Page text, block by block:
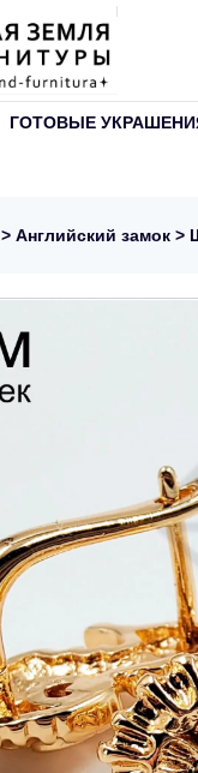
ГОТОВЫЕ
> Английский замок >